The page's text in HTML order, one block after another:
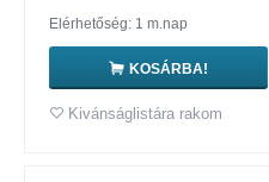
Elérhetőség: 1 m.nap
KOSÁRBA!
Kivánságlistára rakom